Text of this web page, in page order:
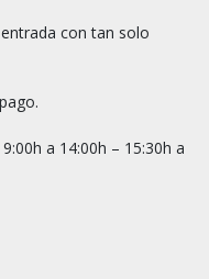
con tan solo
a 14:00h – 15:30h a